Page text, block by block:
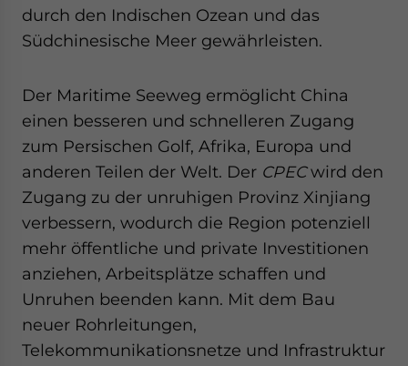
durch den Indischen Ozean und das
Südchinesische Meer gewährleisten.
Der Maritime Seeweg ermöglicht China
einen besseren und schnelleren Zugang
zum Persischen Golf, Afrika, Europa und
anderen Teilen der Welt. Der CPECwird den
Zugang zu der unruhigen Provinz Xinjiang
verbessern, wodurch die Region potenziell
mehr öffentliche und private Investitionen
anziehen, Arbeitsplätze schaffen und
Unruhen beenden kann. Mit dem Bau
neuer Rohrleitungen,
Telekommunikationsnetze und Infrastruktur